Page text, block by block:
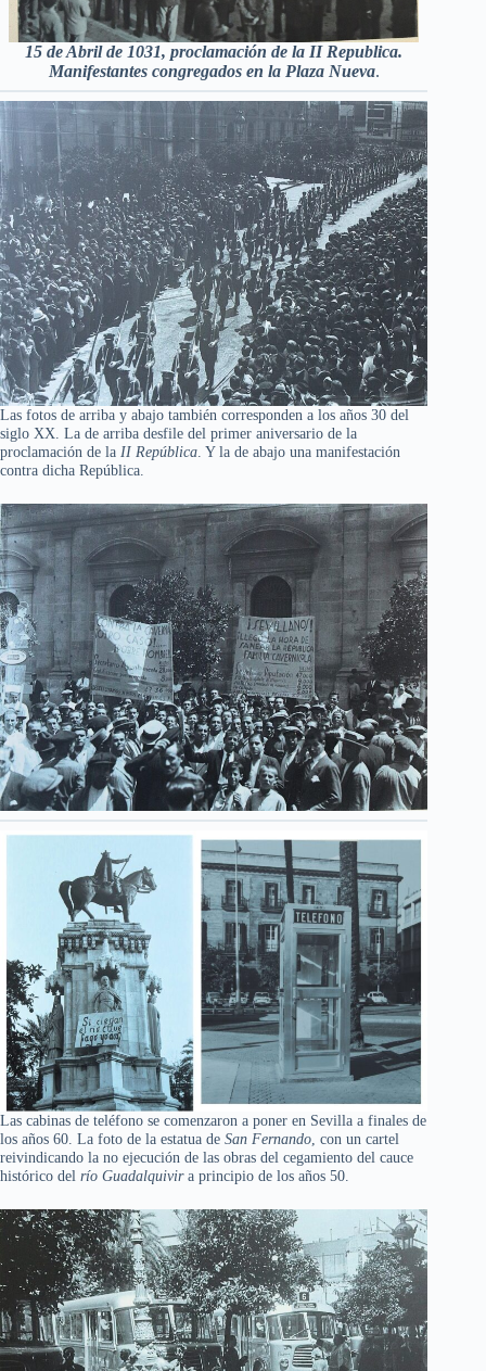
15 de Abril de 1031, proclamación de la II Republica.
Manifestantes congregados en la Plaza Nueva.
Las fotos de arriba y abajo también corresponden a los años 30 del
siglo XX. La de arriba desfile del primer aniversario de la
proclamación de la II República . Y la de abajo una manifestación
contra dicha República.
Las cabinas de teléfono se comenzaron a poner en Sevilla a finales de
los años 60. La foto de la estatua de San Fernando , con un cartel
reivindicando la no ejecución de las obras del cegamiento del cauce
histórico del río Guadalquivira principio de los años 50.